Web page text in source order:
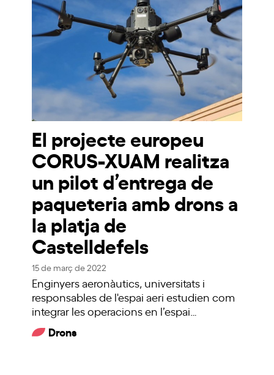
El projecte europeu
CORUS-XUAM realitza
un pilot d’entrega de
paqueteria amb drons a
la platja de
Castelldefels
15 de març de 2022
Enginyers aeronàutics, universitats i
responsables de l'espai aeri estudien com
integrar les operacions en l’espai…
Drons